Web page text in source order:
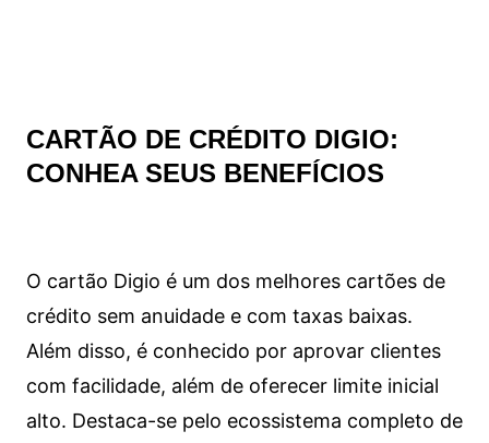
CARTÃO DE CRÉDITO DIGIO:
CONHEA SEUS BENEFÍCIOS
O cartão Digio é um dos melhores cartões de
crédito sem anuidade e com taxas baixas.
Além disso, é conhecido por aprovar clientes
com facilidade, além de oferecer limite inicial
alto. Destaca-se pelo ecossistema completo de